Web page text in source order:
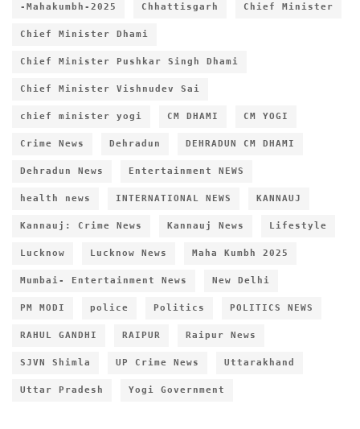
-Mahakumbh-2025 Chhattisgarh Chief Minister
Chief Minister Dhami
Chief Minister Pushkar Singh Dhami
Chief Minister Vishnudev Sai
chief minister yogi CM DHAMI CM YOGI
Crime News Dehradun DEHRADUN CM DHAMI
Dehradun News Entertainment NEWS
health news INTERNATIONAL NEWS KANNAUJ
Kannauj: Crime News Kannauj News Lifestyle
Lucknow Lucknow News Maha Kumbh 2025
Mumbai- Entertainment News New Delhi
PM MODI police Politics POLITICS NEWS
RAHUL GANDHI RAIPUR Raipur News
SJVN Shimla UP Crime News Uttarakhand
Uttar Pradesh Yogi Government